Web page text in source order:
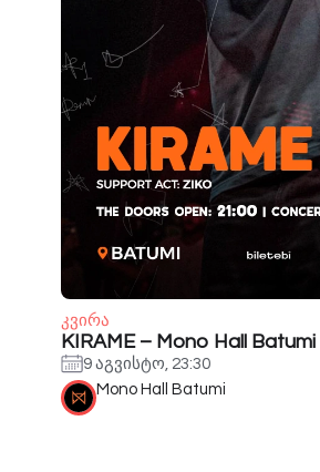
კვირა
KIRAME – Mono Hall Batumi
9 აგვისტო, 23:30
Mono Hall Batumi